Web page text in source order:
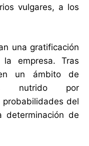
vulgares, a los
una gratificación
empresa. Tras
en un ámbito de
nutrido por
del
determinación de